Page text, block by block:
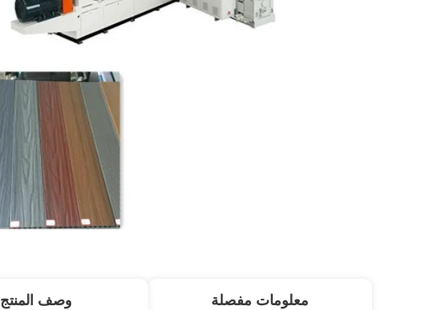
معلومات مفصلة وصف المنتج